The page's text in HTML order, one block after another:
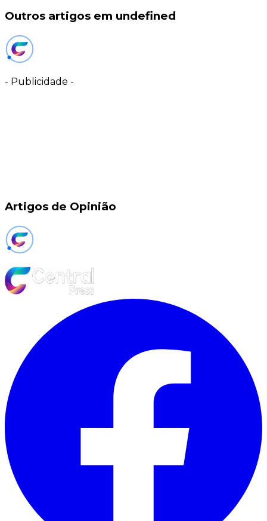
Outros artigos em undefined
- Publicidade -
Artigos de Opinião